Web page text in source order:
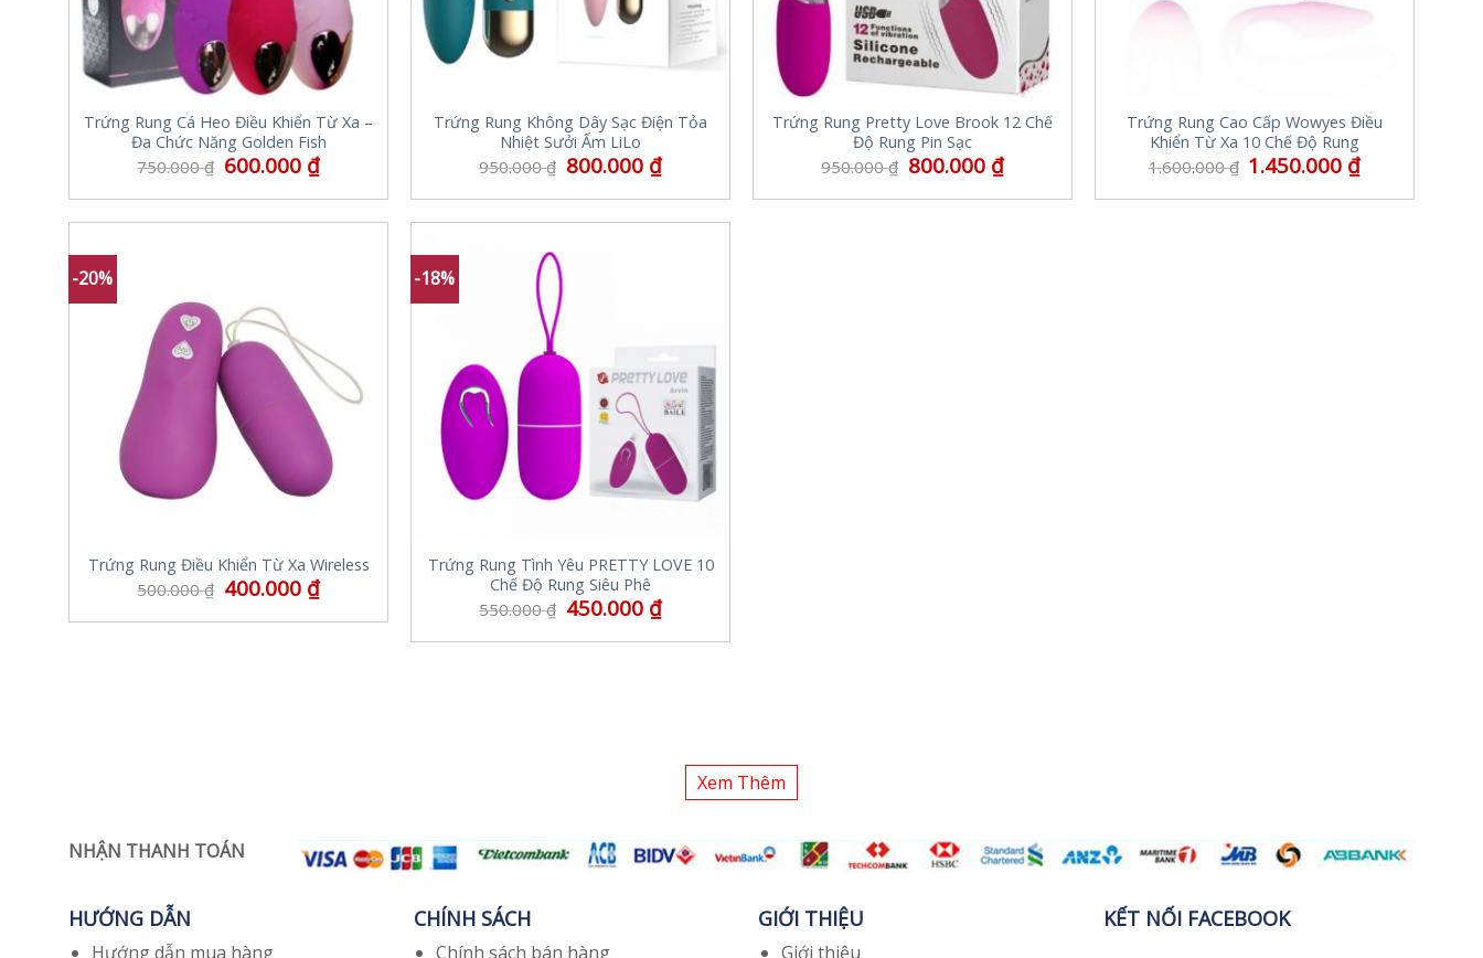
Trứng Rung Cá Heo Điều Khiển Từ Xa –
Đa Chức Năng Golden Fish
750.000₫ 600.000 ₫
Trứng Rung Không Dây Sạc Điện Tỏa
Nhiệt Sưởi Ấm LiLo
950.000₫ 800.000 ₫
Trứng Rung Pretty Love Brook 12 Chế
Độ Rung Pin Sạc
950.000₫ 800.000 ₫
Trứng Rung Cao Cấp Wowyes Điều
Khiển Từ Xa 10 Chế Độ Rung
1.600.000₫ 1.450.000 ₫
-20%
Trứng Rung Điều Khiển Từ Xa Wireless
500.000₫ 400.000 ₫
-18%
Trứng Rung Tình Yêu PRETTY LOVE 10
Chế Độ Rung Siêu Phê
550.000₫ 450.000 ₫
Xem Thêm
NHẬN THANH TOÁN
HƯỚNG DẪN
Hướng dẫn mua hàng
CHÍNH SÁCH
Chính sách bán hàng
GIỚI THIỆU
Giới thiệu
KẾT NỐI FACEBOOK